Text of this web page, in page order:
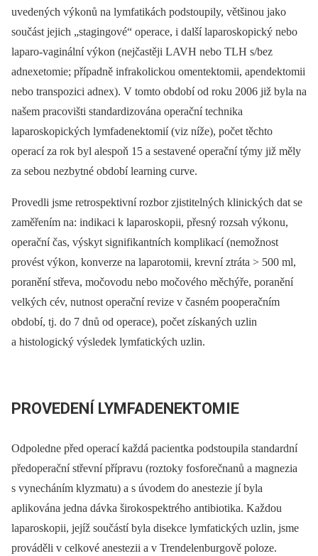
uvedených výkonů na lymfatikách podstoupily, většinou jako
součást jejich „stagingové“ operace, i další laparoskopický nebo
laparo-vaginální výkon (nejčastěji LAVH nebo TLH s/bez
adnexetomie; případně infrakolickou omentektomii, apendektomii
nebo transpozici adnex). V tomto období od roku 2006 již byla na
našem pracovišti standardizována operační technika
laparoskopických lymfadenektomií (viz níže), počet těchto
operací za rok byl alespoň 15 a sestavené operační týmy již měly
za sebou nezbytné období learning curve.
Provedli jsme retrospektivní rozbor zjistitelných klinických dat se
zaměřením na: indikaci k laparoskopii, přesný rozsah výkonu,
operační čas, výskyt signifikantních komplikací (nemožnost
provést výkon, konverze na laparotomii, krevní ztráta > 500 ml,
poranění střeva, močovodu nebo močového měchýře, poranění
velkých cév, nutnost operační revize v časném pooperačním
období, tj. do 7 dnů od operace), počet získaných uzlin
a histologický výsledek lymfatických uzlin.
PROVEDENÍ LYMFADENEKTOMIE
Odpoledne před operací každá pacientka podstoupila standardní
předoperační střevní přípravu (roztoky fosforečnanů a magnezia
s vynecháním klyzmatu) a s úvodem do anestezie jí byla
aplikována jedna dávka širokospektrého antibiotika. Každou
laparoskopii, jejíž součástí byla disekce lymfatických uzlin, jsme
prováděli v celkové anestezii a v Trendelenburgově poloze.